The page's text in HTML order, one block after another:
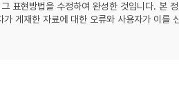
표현방법을 수정하여 완성한 것입니다. 본
게재한 자료에 대한 오류와 사용자가 이를